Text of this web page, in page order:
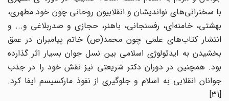
با سخنرانی‌های نواندیشان و انقلابیون روحانی چون خود مطهری،
بهشتی، خامنه‌ای، رفسنجانی، باهنر، حجازی و صدربلاغی و... و
انتشار کتاب‌های علمی چون محمد(ص) خاتم پیامبران در عمق
بخشیدن به ایدئولوژی اسلامی بین نسل جوان بسیار اثر گذارده
بود. همچنین در دوران دکتر شریعتی نیز نقش خود را در جذب
جوانان انقلابی به اسلام و جلوگیری از نفوذ مارکسیسم ایفا کرد.